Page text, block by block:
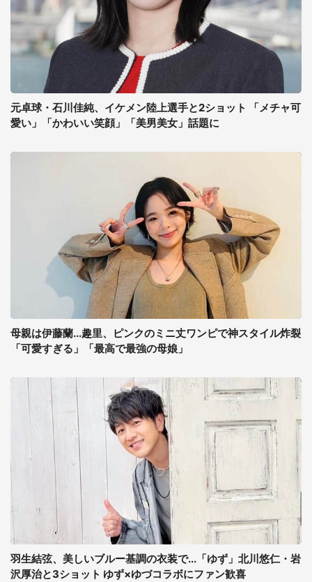
元卓球・石川佳純、イケメン陸上選手と2ショット 「メチャ可
愛い」「かわいい笑顔」「美男美女」話題に
母親は伊藤蘭...趣里、ピンクのミニ丈ワンピで神スタイル炸裂
「可愛すぎる」「最高で最強の母娘」
羽生結弦、美しいブルー基調の衣装で...「ゆず」北川悠仁・岩
沢厚治と3ショット ゆず×ゆづコラボにファン歓喜